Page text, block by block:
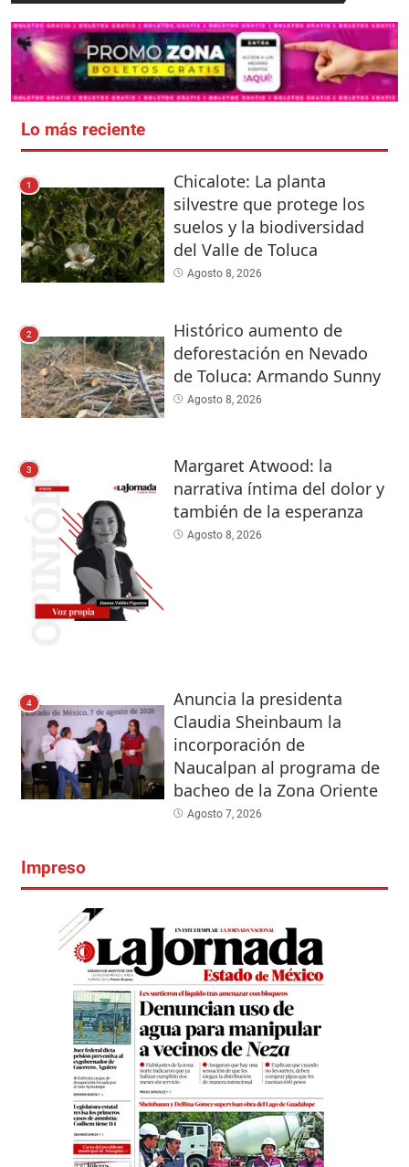
Lo más reciente
1
Chicalote: La planta
silvestre que protege los
suelos y la biodiversidad
del Valle de Toluca
Agosto 8, 2026
2
Histórico aumento de
deforestación en Nevado
de Toluca: Armando Sunny
Agosto 8, 2026
3
Margaret Atwood: la
narrativa íntima del dolor y
también de la esperanza
Agosto 8, 2026
4
Anuncia la presidenta
Claudia Sheinbaum la
incorporación de
Naucalpan al programa de
bacheo de la Zona Oriente
Agosto 7, 2026
Impreso